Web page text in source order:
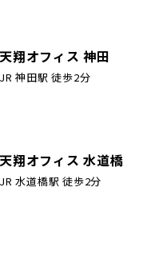
天翔オフィス 神田
JR 神田駅 徒歩2分
天翔オフィス 水道橋
JR 水道橋駅 徒歩2分